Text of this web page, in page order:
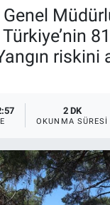
Genel
2 DK
OKUNMA SÜRESI